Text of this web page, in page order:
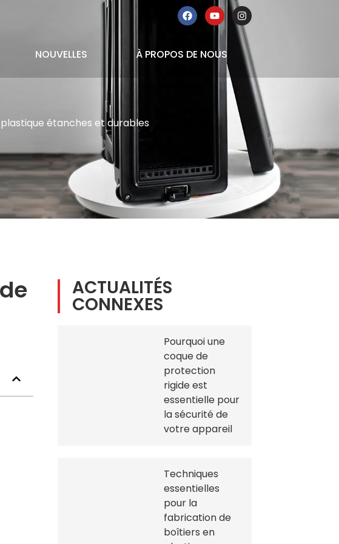
NOUVELLES À PROPOS DE NOUS
étanches et durables
ACTUALITÉS
CONNEXES
Pourquoi une
coque de
protection
rigide est
essentielle pour
la sécurité de
votre appareil
Techniques
essentielles
pour la
fabrication de
boîtiers en